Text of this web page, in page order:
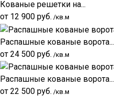
Кованые решетки на...
от 12 900 руб. /кв.м
Распашные кованые ворота...
от 24 500 руб. /кв.м
Распашные кованые ворота...
от 22 500 руб. /кв.м